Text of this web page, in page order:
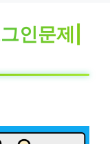
인문제|